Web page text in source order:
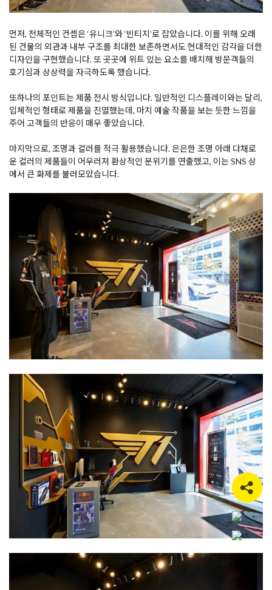
먼저, 전체적인 컨셉은 ‘유니크’와 ‘빈티지’로 잡았습니다. 이를 위해 오래
된 건물의 외관과 내부 구조를 최대한 보존하면서도 현대적인 감각을 더한
디자인을 구현했습니다. 또 곳곳에 위트 있는 요소를 배치해 방문객들의
호기심과 상상력을 자극하도록 했습니다.
또하나의 포인트는 제품 전시 방식입니다. 일반적인 디스플레이와는 달리,
입체적인 형태로 제품을 진열했는데, 마치 예술 작품을 보는 듯한 느낌을
주어 고객들의 반응이 매우 좋았습니다.
마지막으로, 조명과 컬러를 적극 활용했습니다. 은은한 조명 아래 다채로
운 컬러의 제품들이 어우러져 환상적인 분위기를 연출했고, 이는 SNS 상
에서 큰 화제를 불러모았습니다.